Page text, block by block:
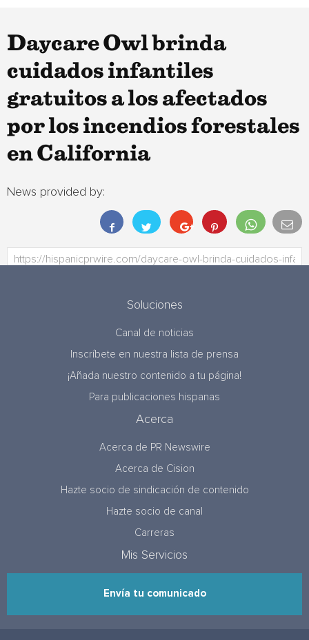
Daycare Owl brinda
cuidados infantiles
gratuitos a los afectados
por los incendios forestales
en California
News provided by:
Soluciones
Canal de noticias
Inscríbete en nuestra lista de prensa
¡Añada nuestro contenido a tu página!
Para publicaciones hispanas
Acerca
Acerca de PR Newswire
Acerca de Cision
Hazte socio de sindicación de contenido
Hazte socio de canal
Carreras
Mis Servicios
Envía tu comunicado